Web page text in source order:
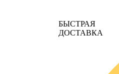
БЫСТРАЯ
ДОСТАВКА